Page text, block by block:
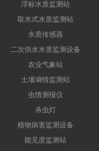
浮标水质监测站
取水式水质监测站
水质传感器
二次供水水质监测设备
农业气象站
土壤墒情监测站
虫情测报仪
杀虫灯
植物病害监测设备
能见度监测站